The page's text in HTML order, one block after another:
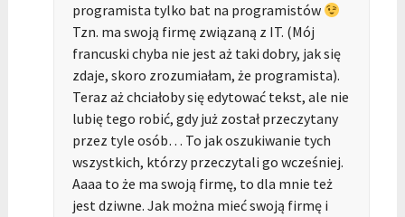
programista tylko bat na programistów
Tzn. ma swoją firmę związaną z IT. (Mój
francuski chyba nie jest aż taki dobry, jak się
zdaje, skoro zrozumiałam, że programista).
Teraz aż chciałoby się edytować tekst, ale nie
lubię tego robić, gdy już został przeczytany
przez tyle osób… To jak oszukiwanie tych
wszystkich, którzy przeczytali go wcześniej.
Aaaa to że ma swoją firmę, to dla mnie też
jest dziwne. Jak można mieć swoją firmę i